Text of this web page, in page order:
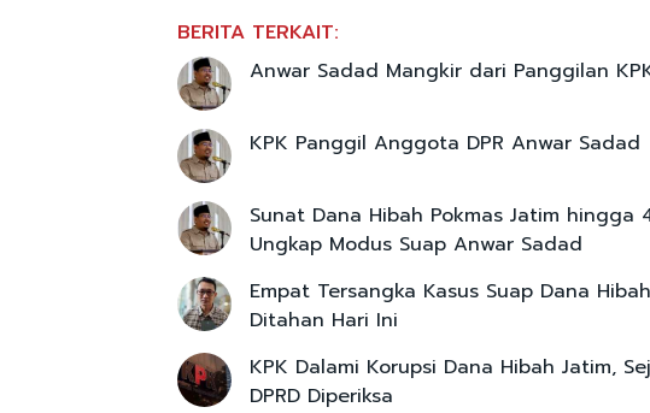
BERITA TERKAIT:
Anwar Sadad Mangkir dari Panggilan
KPK Panggil Anggota DPR Anwar Sadad
Sunat Dana Hibah Pokmas Jatim hingga
Ungkap Modus Suap Anwar Sadad
Empat Tersangka Kasus Suap Dana
Ditahan Hari Ini
KPK Dalami Korupsi Dana Hibah Jatim,
DPRD Diperiksa